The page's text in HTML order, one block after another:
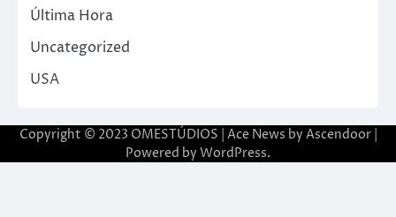
Última Hora
Uncategorized
USA
Copyright © 2023 OMESTÚDIOS | Ace News by Ascendoor|
Powered by WordPress.